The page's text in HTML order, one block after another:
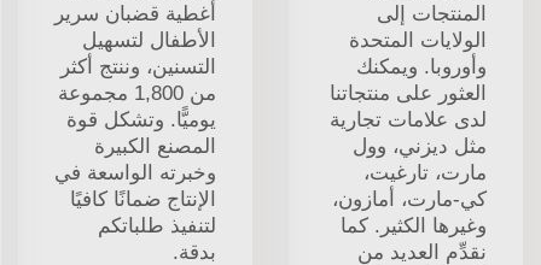
المنتجات إلى
الولايات المتحدة
وأوروبا. ويمكنك
العثور على منتجاتنا
لدى علامات تجارية
مثل ديزني، وول
مارت، تارغيت،
كي-مارت، أمازون،
وغيرها الكثير. كما
نقدِّم العديد من
أغطية قضبان سرير
الأطفال لتسهيل
التسنين، وننتج أكثر
من 1,800 مجموعة
يوميًّا. وتشكل قوة
المصنع الكبيرة
وخبرته الواسعة في
الإنتاج ضمانًا كافيًا
لتنفيذ طلباتكم
بدقة.